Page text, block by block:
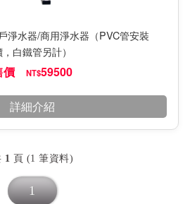
淨水器/商用淨水器（PVC管安裝
白鐵管另計）
價 NT$59500
詳細介紹
1 頁 (1 筆資料)
1